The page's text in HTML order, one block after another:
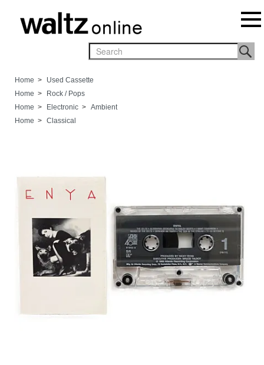
Home >
Used Cassette
Home >
Rock / Pops
Home > Electronic > Ambient
Home > Classical